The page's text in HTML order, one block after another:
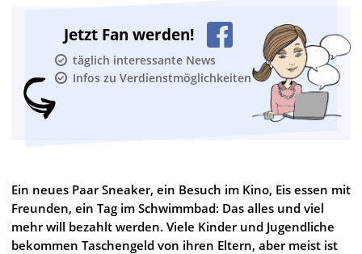
Jetzt Fan werden!
täglich interessante News
Infos zu Verdienstmöglichkeiten
Ein neues Paar Sneaker, ein Besuch im Kino, Eis essen mit
Freunden, ein Tag im Schwimmbad: Das alles und viel
mehr will bezahlt werden. Viele Kinder und Jugendliche
bekommen Taschengeld von ihren Eltern, aber meist ist